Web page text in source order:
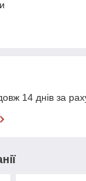
14 днів за